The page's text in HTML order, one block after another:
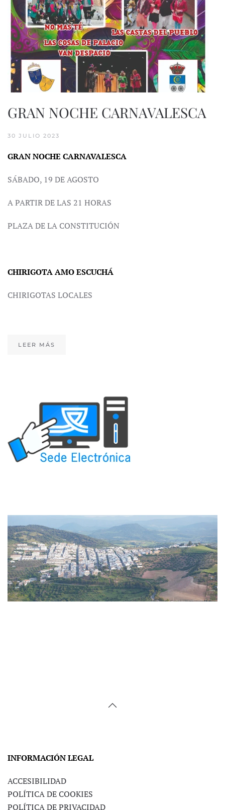
GRAN NOCHE CARNAVALESCA
30 JULIO 2023
GRAN NOCHE CARNAVALESCA
SÁBADO, 19 DE AGOSTO
A PARTIR DE LAS 21 HORAS
PLAZA DE LA CONSTITUCIÓN
CHIRIGOTA AMO ESCUCHÁ
CHIRIGOTAS LOCALES
LEER MÁS
Ayuntamiento de
INFORMACIÓN LEGAL
ACCESIBILIDAD
POLÍTICA DE COOKIES
POLÍTICA DE PRIVACIDAD